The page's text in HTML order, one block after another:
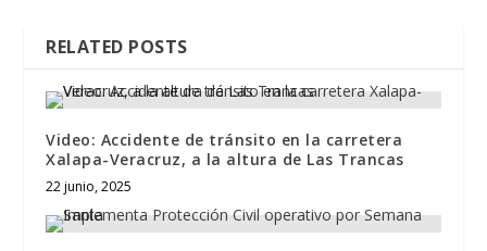
RELATED POSTS
Video: Accidente de tránsito en la carretera
Xalapa-Veracruz, a la altura de Las Trancas
22 junio, 2025